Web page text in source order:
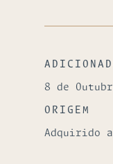
8 de
ORIGEM
Adquirido